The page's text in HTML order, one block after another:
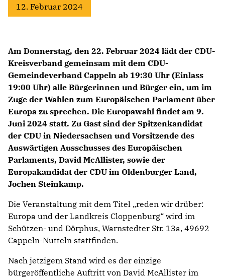
12. Februar 2024
Am Donnerstag, den 22. Februar 2024 lädt der CDU-
Kreisverband gemeinsam mit dem CDU-
Gemeindeverband Cappeln ab 19:30 Uhr (Einlass
19:00 Uhr) alle Bürgerinnen und Bürger ein, um im
Zuge der Wahlen zum Europäischen Parlament über
Europa zu sprechen. Die Europawahl findet am 9.
Juni 2024 statt. Zu Gast sind der Spitzenkandidat
der CDU in Niedersachsen und Vorsitzende des
Auswärtigen Ausschusses des Europäischen
Parlaments, David McAllister, sowie der
Europakandidat der CDU im Oldenburger Land,
Jochen Steinkamp.
Die Veranstaltung mit dem Titel „reden wir drüber:
Europa und der Landkreis Cloppenburg“ wird im
Schützen- und Dörphus, Warnstedter Str. 13a, 49692
Cappeln-Nutteln stattfinden.
Nach jetzigem Stand wird es der einzige
bürgeröffentliche Auftritt von David McAllister im